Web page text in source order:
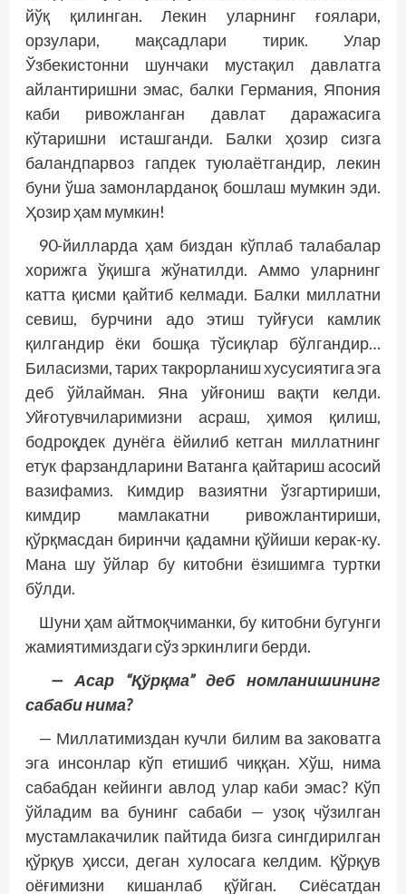
йўқ қилинган. Лекин уларнинг ғоялари,
орзулари, мақсадлари тирик. Улар
Ўзбекистонни шунчаки мустақил давлатга
айлантиришни эмас, балки Германия, Япония
каби ривожланган давлат даражасига
кўтаришни исташганди. Балки ҳозир сизга
баландпарвоз гапдек туюлаётгандир, лекин
буни ўша замонларданоқ бошлаш мумкин эди.
Ҳозир ҳам мумкин!
90-йилларда ҳам биздан кўплаб талабалар
хорижга ўқишга жўнатилди. Аммо уларнинг
катта қисми қайтиб келмади. Балки миллатни
севиш, бурчини адо этиш туйғуси камлик
қилгандир ёки бош­қа тўсиқлар бўлгандир…
Биласизми, тарих такрорланиш хусусиятига эга
деб ўйлайман. Яна уйғониш вақти келди.
Уйғотувчиларимизни асраш, ҳимоя қилиш,
бодроқдек дунёга ёйилиб кетган миллатнинг
етук фарзандларини Ватанга қайтариш асосий
вазифамиз. Кимдир вазиятни ўзгартириши,
кимдир мамлакатни ривожлантириши,
қўрқмасдан биринчи қадамни қўйиши керак-ку.
Мана шу ўйлар бу китобни ёзишимга туртки
бўлди.
Шуни ҳам айтмоқчиманки, бу китобни бугунги
жамиятимиздаги сўз эркинлиги берди.
— Асар “Қўрқма” деб номланишининг
сабаби нима?
— Миллатимиздан кучли билим ва заковатга
эга инсонлар кўп етишиб чиққан. Хўш, нима
сабабдан кейинги авлод улар каби эмас? Кўп
ўйладим ва бунинг сабаби — узоқ чўзилган
мустамлакачилик пайтида бизга сингдирилган
қўрқув ҳисси, деган хулосага келдим. Қўрқув
оёғимизни кишанлаб қўйган. Сиёсатдан